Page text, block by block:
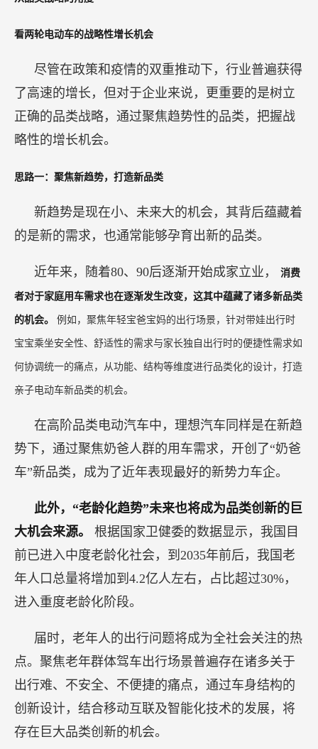
看两轮电动车的战略性增长机会
尽管在政策和疫情的双重推动下，行业普遍获得
了高速的增长，但对于企业来说，更重要的是树立
正确的品类战略，通过聚焦趋势性的品类，把握战
略性的增长机会。
思路一：聚焦新趋势，打造新品类
新趋势是现在小、未来大的机会，其背后蕴藏着
的是新的需求，也通常能够孕育出新的品类。
近年来，随着80、90后逐渐开始成家立业， 消费
者对于家庭用车需求也在逐渐发生改变，这其中蕴藏了诸多新品类
的机会。 例如，聚焦年轻宝爸宝妈的出行场景，针对带娃出行时
宝宝乘坐安全性、舒适性的需求与家长独自出行时的便捷性需求如
何协调统一的痛点，从功能、结构等维度进行品类化的设计，打造
亲子电动车新品类的机会。
在高阶品类电动汽车中，理想汽车同样是在新趋
势下，通过聚焦奶爸人群的用车需求，开创了“奶爸
车”新品类，成为了近年表现最好的新势力车企。
此外，“老龄化趋势”未来也将成为品类创新的巨
大机会来源。 根据国家卫健委的数据显示，我国目
前已进入中度老龄化社会，到2035年前后，我国老
年人口总量将增加到4.2亿人左右，占比超过30%，
进入重度老龄化阶段。
届时，老年人的出行问题将成为全社会关注的热
点。聚焦老年群体驾车出行场景普遍存在诸多关于
出行难、不安全、不便捷的痛点，通过车身结构的
创新设计，结合移动互联及智能化技术的发展，将
存在巨大品类创新的机会。